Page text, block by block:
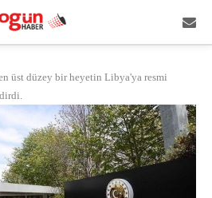
üst düzey bir heyetin Libya'ya resmi